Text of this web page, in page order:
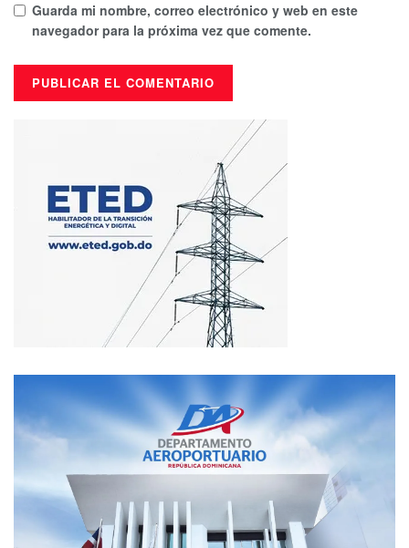
Guarda mi nombre, correo electrónico y web en este
navegador para la próxima vez que comente.